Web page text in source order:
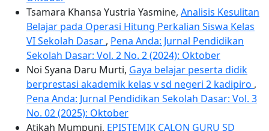
Tsamara Khansa Yustria Yasmine, Analisis Kesulitan
Belajar pada Operasi Hitung Perkalian Siswa Kelas
VI Sekolah Dasar , Pena Anda: Jurnal Pendidikan
Sekolah Dasar: Vol. 2 No. 2 (2024): Oktober
Noi Syana Daru Murti, Gaya belajar peserta didik
berprestasi akademik kelas v sd negeri 2 kadipiro ,
Pena Anda: Jurnal Pendidikan Sekolah Dasar: Vol. 3
No. 02 (2025): Oktober
Atikah Mumpuni, EPISTEMIK CALON GURU SD